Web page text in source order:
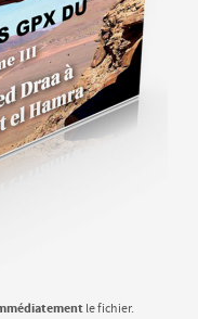
le fichier.